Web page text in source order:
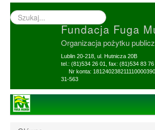
Wyszukiwarka
–
Fundacja Fuga
Organizacja pożytku
Lublin 20-218, ul. Hutnicza 20B
tel.: (81)534 26 01, fax: (81)534 83
Nr konta:
31-563